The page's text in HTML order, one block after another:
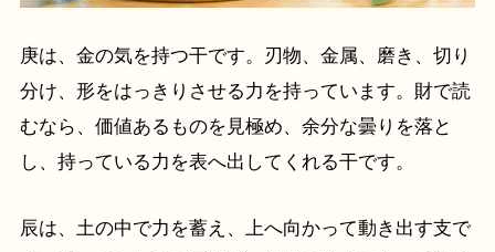
庚は、金の気を持つ干です。刃物、金属、磨き、切り
分け、形をはっきりさせる力を持っています。財で読
むなら、価値あるものを見極め、余分な曇りを落と
し、持っている力を表へ出してくれる干です。
辰は、土の中で力を蓄え、上へ向かって動き出す支で